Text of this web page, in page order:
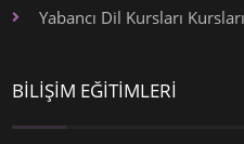
Yabancı Dil Kursları Kursları
BİLİŞİM EĞİTİMLERİ